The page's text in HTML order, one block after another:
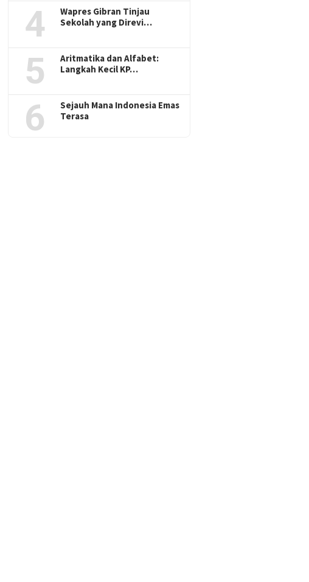
4
Wapres Gibran Tinjau
Sekolah yang Direvi…
5
Aritmatika dan Alfabet:
Langkah Kecil KP…
6
Sejauh Mana Indonesia Emas
Terasa